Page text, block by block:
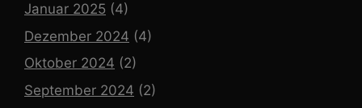
Januar 2025 (4)
Dezember 2024 (4)
Oktober 2024 (2)
September 2024 (2)